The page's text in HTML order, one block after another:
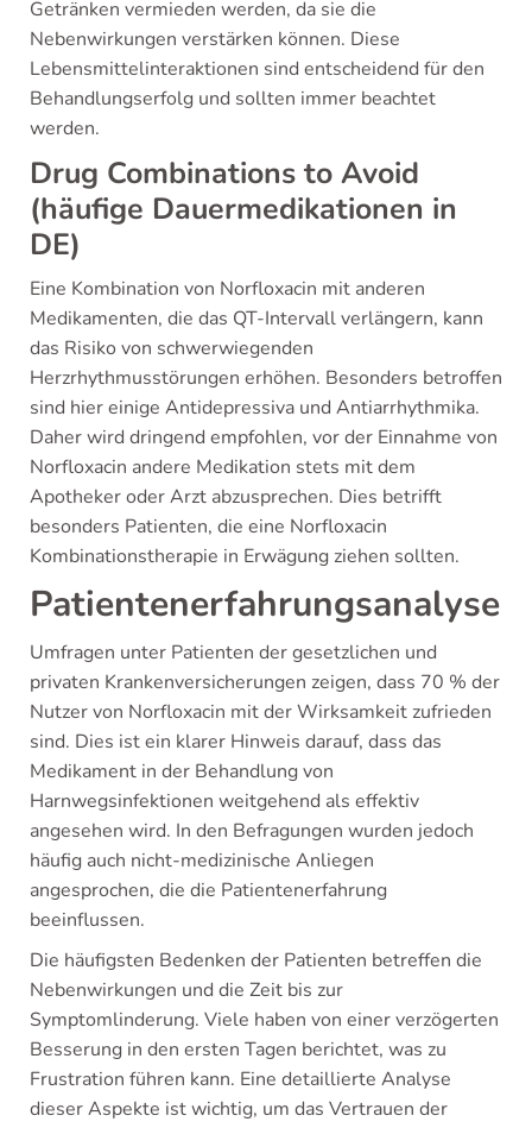
Getränken vermieden werden, da sie die
Nebenwirkungen verstärken können. Diese
Lebensmittelinteraktionen sind entscheidend für den
Behandlungserfolg und sollten immer beachtet
werden.
Drug Combinations to Avoid
(häufige Dauermedikationen in
DE)
Eine Kombination von Norfloxacin mit anderen
Medikamenten, die das QT-Intervall verlängern, kann
das Risiko von schwerwiegenden
Herzrhythmusstörungen erhöhen. Besonders betroffen
sind hier einige Antidepressiva und Antiarrhythmika.
Daher wird dringend empfohlen, vor der Einnahme von
Norfloxacin andere Medikation stets mit dem
Apotheker oder Arzt abzusprechen. Dies betrifft
besonders Patienten, die eine Norfloxacin
Kombinationstherapie in Erwägung ziehen sollten.
Patientenerfahrungsanalyse
Umfragen unter Patienten der gesetzlichen und
privaten Krankenversicherungen zeigen, dass 70 % der
Nutzer von Norfloxacin mit der Wirksamkeit zufrieden
sind. Dies ist ein klarer Hinweis darauf, dass das
Medikament in der Behandlung von
Harnwegsinfektionen weitgehend als effektiv
angesehen wird. In den Befragungen wurden jedoch
häufig auch nicht-medizinische Anliegen
angesprochen, die die Patientenerfahrung
beeinflussen.
Die häufigsten Bedenken der Patienten betreffen die
Nebenwirkungen und die Zeit bis zur
Symptomlinderung. Viele haben von einer verzögerten
Besserung in den ersten Tagen berichtet, was zu
Frustration führen kann. Eine detaillierte Analyse
dieser Aspekte ist wichtig, um das Vertrauen der